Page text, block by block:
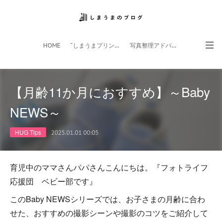
HOME ”しまうまプリント”サイト 写真整理アドバイザー
【月齢11か月におすすめ】～Baby
NEWS～
HUG Tips 2025.01.01 00:05
育児中のママさんパパさんこんにちは。『フォトライフ
応援団 ベビー部です』
このBaby NEWSシリーズでは、お子さまの月齢に合わ
せた、おすすめの撮影シーンや撮影のコツをご紹介して